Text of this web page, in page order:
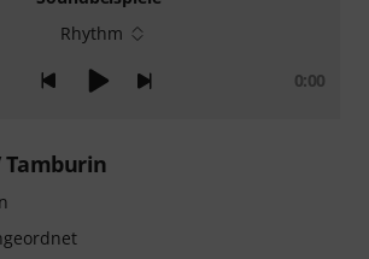
Rhythm
0:00
Tamburin